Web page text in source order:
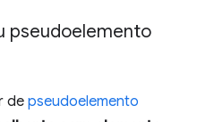
pseudoelemento
de pseudoelemento